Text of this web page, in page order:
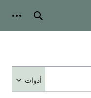
بحث
أدوات